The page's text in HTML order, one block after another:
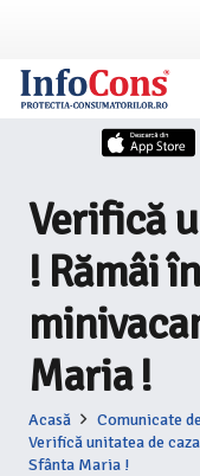
Verifică
! Rămâi
Maria !
Acasă
Comunicate
Verifică unitatea de
Sfânta Maria !